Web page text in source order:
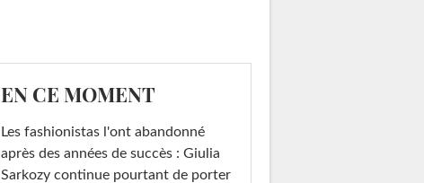
EN CE MOMENT
Les fashionistas l'ont abandonné
après des années de succès : Giulia
Sarkozy continue pourtant de porter